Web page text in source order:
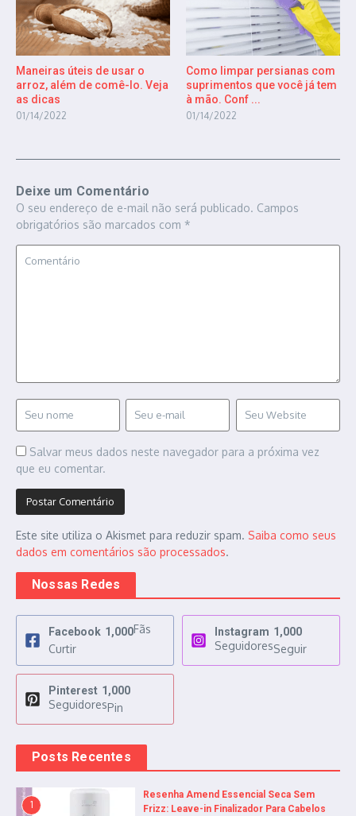
Maneiras úteis de usar o
arroz, além de comê-lo. Veja
as dicas
01/14/2022
Como limpar persianas com
suprimentos que você já tem
à mão. Conf ...
01/14/2022
Deixe um Comentário
O seu endereço de e-mail não será publicado. Campos
obrigatórios são marcados com *
Salvar meus dados neste navegador para a próxima vez
que eu comentar.
Este site utiliza o Akismet para reduzir spam. Saiba como seus
dados em comentários são processados.
Nossas Redes
Facebook 1,000Fãs
Curtir
Instagram 1,000
SeguidoresSeguir
Pinterest 1,000
SeguidoresPin
Posts Recentes
1
Resenha Amend Essencial Seca Sem
Frizz: Leave-in Finalizador Para Cabelos